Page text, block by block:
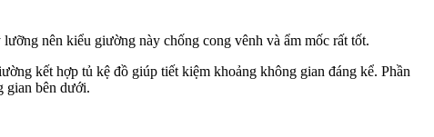
nên kiểu giường này chống cong vênh và ẩm mốc rất tốt.
kết hợp tủ kệ đồ giúp tiết kiệm khoảng không gian đáng kể. Phần
gian bên dưới.